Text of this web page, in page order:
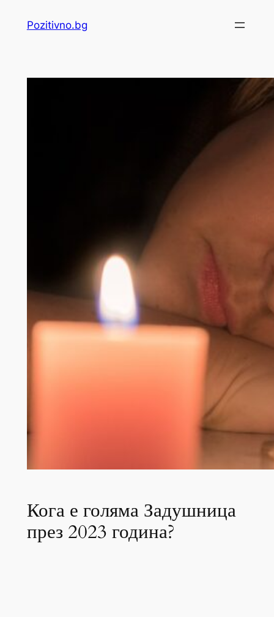
Pozitivno.bg
Кога е голяма Задушница
през 2023 година?